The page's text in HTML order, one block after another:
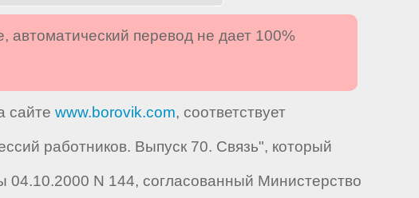
автоматический перевод не дает 100%
сайте www.borovik.com, соответствует
работников. Выпуск 70. Связь", который
04.10.2000 N 144, согласованный Министерство